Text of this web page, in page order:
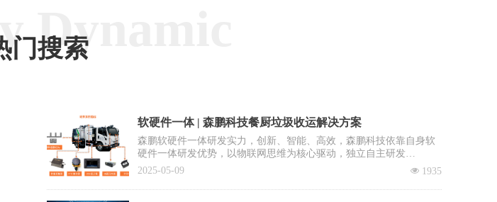
Dynamic
门搜索
软硬件一体 | 森鹏科技餐厨垃圾收运解决方案
森鹏软硬件一体研发实力，创新、智能、高效，森鹏科技依靠自身软
硬件一体研发优势，以物联网思维为核心驱动，独立自主研发
出“EVOS智慧环卫2.0管理平台”，餐厨垃圾收运系统是该平台核心子
넶 1935
2025-05-09